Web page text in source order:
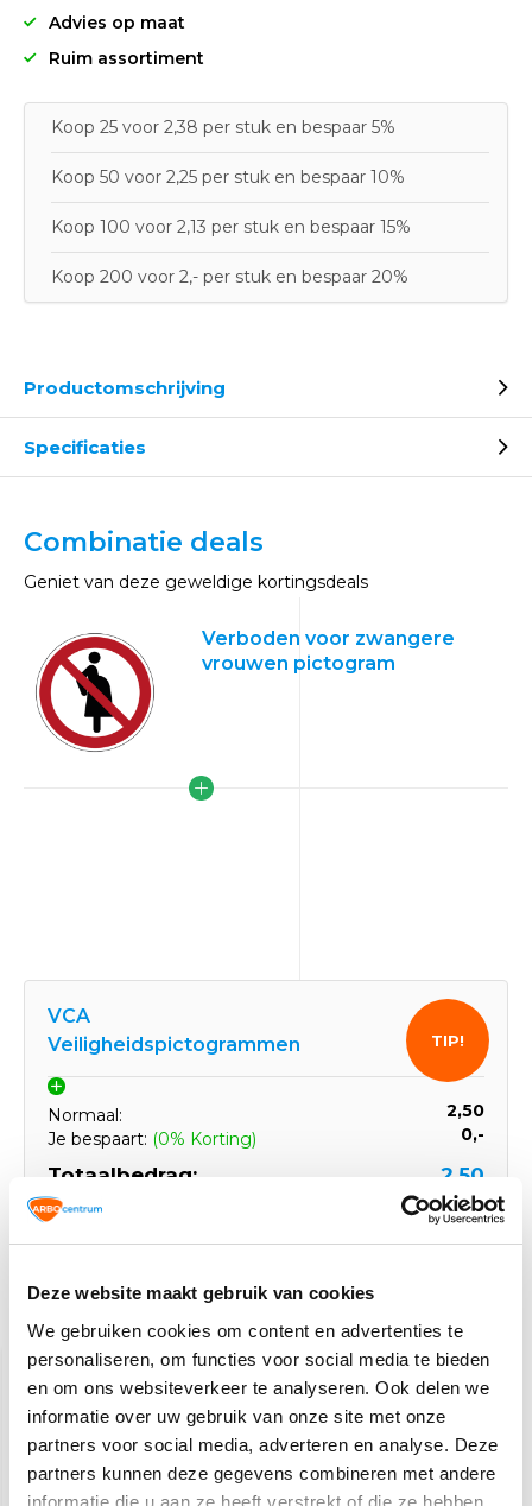
Deze website maakt gebruik van cookies
We gebruiken cookies om content en advertenties te
personaliseren, om functies voor social media te bieden
en om ons websiteverkeer te analyseren. Ook delen we
informatie over uw gebruik van onze site met onze
partners voor social media, adverteren en analyse. Deze
partners kunnen deze gegevens combineren met andere
informatie die u aan ze heeft verstrekt of die ze hebben
Advies op maat
Ruim assortiment
Koop 25 voor 2,38 per stuk en bespaar 5%
Koop 50 voor 2,25 per stuk en bespaar 10%
Koop 100 voor 2,13 per stuk en bespaar 15%
Koop 200 voor 2,- per stuk en bespaar 20%
Productomschrijving
Specificaties
Combinatie deals
Geniet van deze geweldige kortingsdeals
Verboden voor zwangere
vrouwen pictogram
VCA
Veiligheidspictogrammen
Normaal:
2,50
Je bespaart: (0% Korting) 0,-
Totaalbedrag: 2,50
TIP!
Tijdelijk uitverkocht
Gerelateerde producten